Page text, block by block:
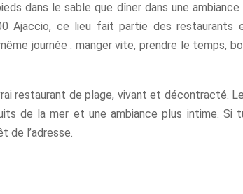
dans le sable que dîner dans une
Ajaccio, ce lieu fait partie des restaurants
journée : manger vite, prendre le temps,
restaurant de plage, vivant et décontracté.
de la mer et une ambiance plus intime. Si
de l’adresse.